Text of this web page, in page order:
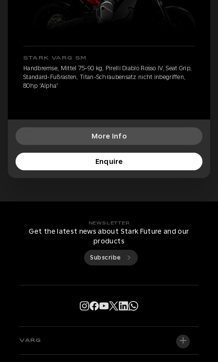
STARK VARG SM
Handbremse, Mittel 75-90 kg, Pirelli Diablo Rosso IV, Seat Grip,
Standard-Fußrasten, Titan-Schraubensatz nicht inbegriffen,
80hp 'Alpha'
More Info
Enquire
NEWSLETTER
Get the latest news about Stark Future and our
products
Subscribe
VARG